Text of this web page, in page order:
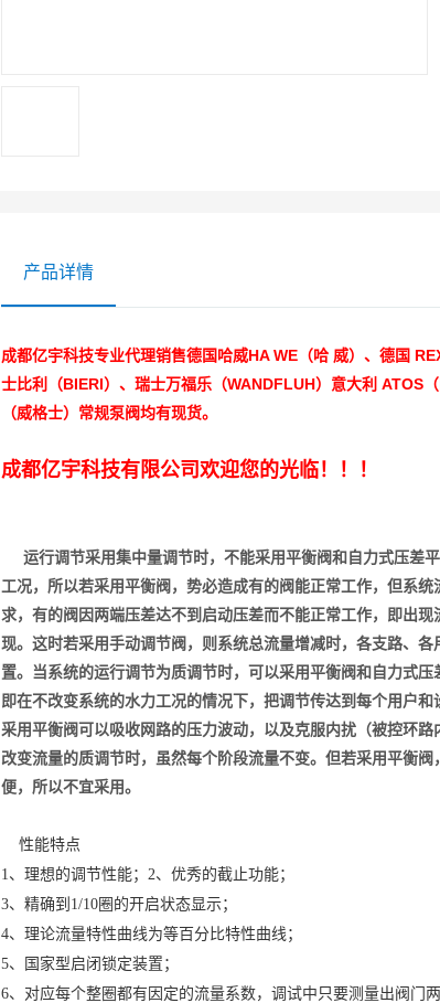
产品详情
成都亿宇科技专业代理销售德国哈威HA WE（哈 威）、德国
士比利（BIERI）、瑞士万福乐（WANDFLUH）意大利 ATOS
（威格士）常规泵阀均有现货。
成都亿宇科技有限公司欢迎您的光临！！！
运行调节采用集中量调节时，不能采用平衡阀和自力式压差
工况，所以若采用平衡阀，势必造成有的阀能正常工作，但系
求，有的阀因两端压差达不到启动压差而不能正常工作，即出
现。这时若采用手动调节阀，则系统总流量增减时，各支路、
置。当系统的运行调节为质调节时，可以采用平衡阀和自力式
即在不改变系统的水力工况的情况下，把调节传达到每个用户
采用平衡阀可以吸收网路的压力波动，以及克服内扰（被控环
改变流量的质调节时，虽然每个阶段流量不变。但若采用平衡
便，所以不宜采用。
性能特点
1、理想的调节性能；2、优秀的截止功能；
3、精确到1/10圈的开启状态显示；
4、理论流量特性曲线为等百分比特性曲线；
5、国家型启闭锁定装置；
6、对应每个整圈都有因定的流量系数，调试中只要测量出阀门